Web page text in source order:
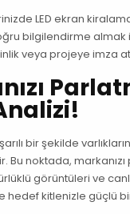
LED ekran
bilgilendirme almak
veya projeye imza
bir şekilde
Bu noktada,
görüntüleri ve
hedef kitlenizle güçlü